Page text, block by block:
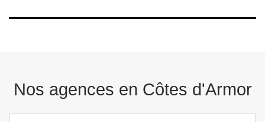
Nos agences en Côtes d'Armor